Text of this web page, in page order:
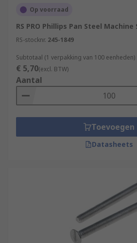
Op voorraad
RS PRO Phillips Pan Steel Machine
RS-stocknr. 245-1849
Subtotaal (1 verpakking van 100 eenheden)
€ 5,70(excl. BTW)
Aantal
Toevoegen
Datasheets